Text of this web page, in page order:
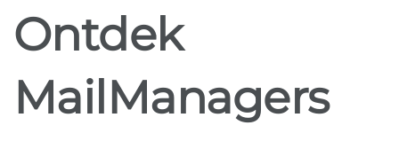
Ontdek
MailManagers